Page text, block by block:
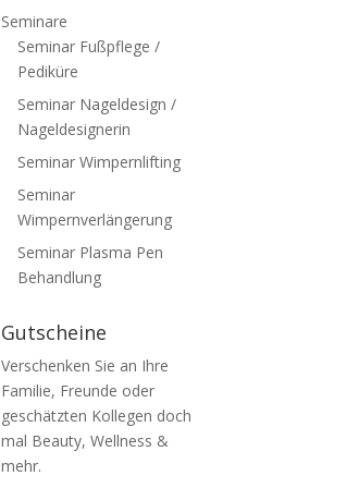
Seminare
Seminar Fußpflege /
Pediküre
Seminar Nageldesign /
Nageldesignerin
Seminar Wimpernlifting
Seminar
Wimpernverlängerung
Seminar Plasma Pen
Behandlung
Gutscheine
Verschenken Sie an Ihre
Familie, Freunde oder
geschätzten Kollegen doch
mal Beauty, Wellness &
mehr.